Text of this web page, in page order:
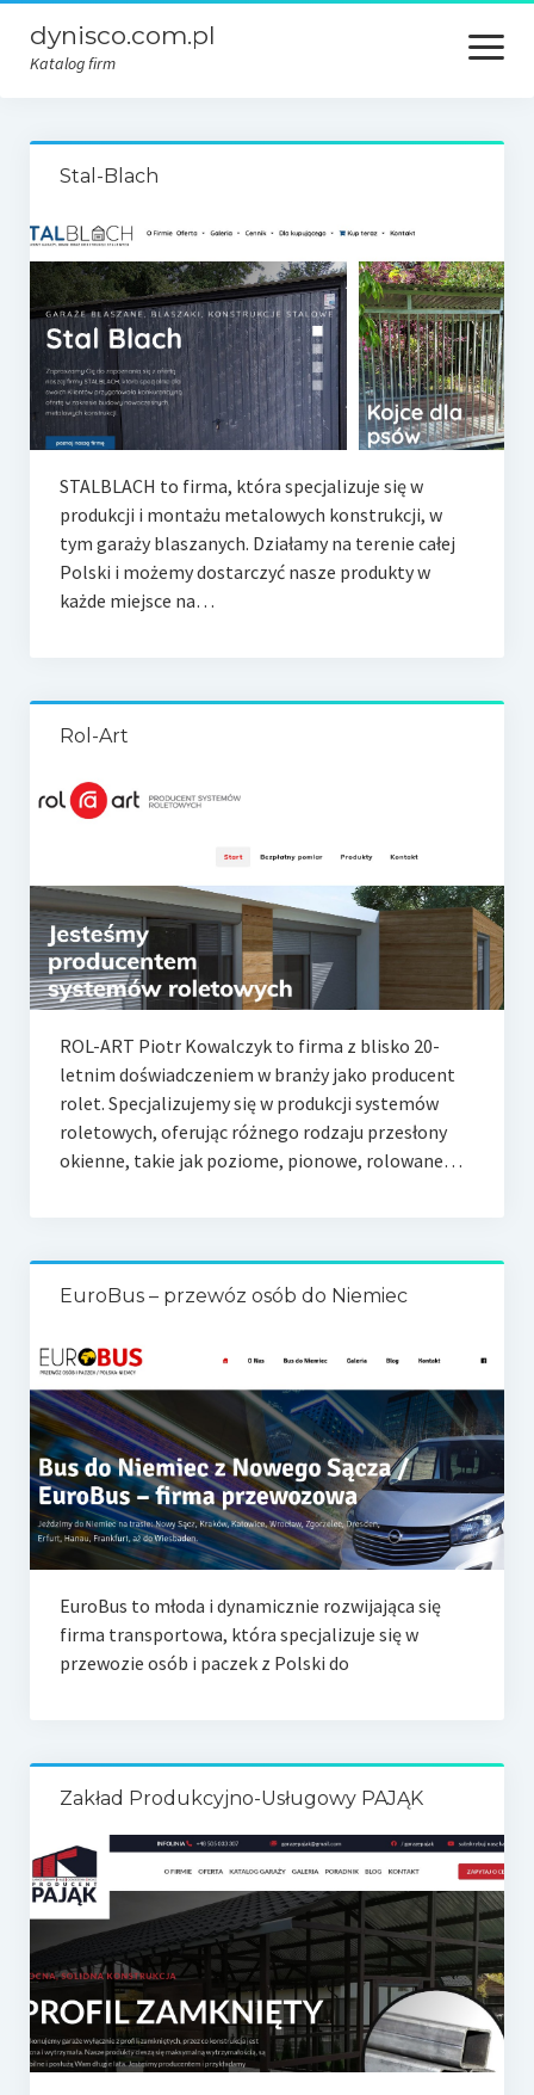
dynisco.com.pl
Katalog firm
open
menu
Stal-Blach
STALBLACH to firma, która specjalizuje się w
produkcji i montażu metalowych konstrukcji, w
tym garaży blaszanych. Działamy na terenie całej
Polski i możemy dostarczyć nasze produkty w
każde miejsce na…
Rol-Art
ROL-ART Piotr Kowalczyk to firma z blisko 20-
letnim doświadczeniem w branży jako producent
rolet. Specjalizujemy się w produkcji systemów
roletowych, oferując różnego rodzaju przesłony
okienne, takie jak poziome, pionowe, rolowane…
EuroBus – przewóz osób do Niemiec
EuroBus to młoda i dynamicznie rozwijająca się
firma transportowa, która specjalizuje się w
przewozie osób i paczek z Polski do
Zakład Produkcyjno-Usługowy PAJĄK